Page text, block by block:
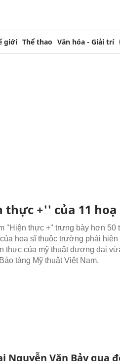
giới Thể thao Văn hóa - Giải trí
thực +'' của 11 hoạ
''Hiện thực +'' trưng bày hơn 50
họa sĩ thuộc trường phái hiện
thực của mỹ thuật đương đại
tàng Mỹ thuật Việt Nam.
Nguyễn Văn Bảy qua